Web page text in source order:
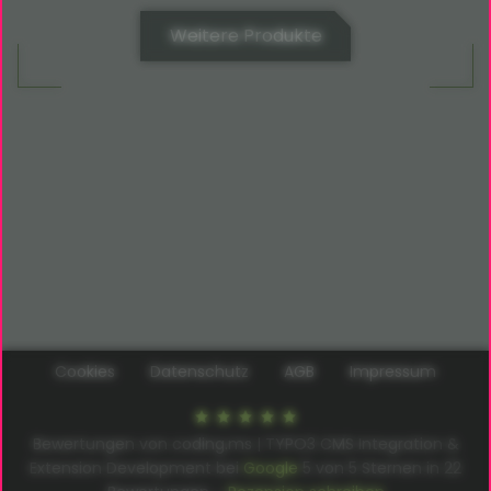
Weitere Produkte
Cookies Datenschutz AGB Impressum
Bewertungen von coding.ms | TYPO3 CMS Integration &
Google